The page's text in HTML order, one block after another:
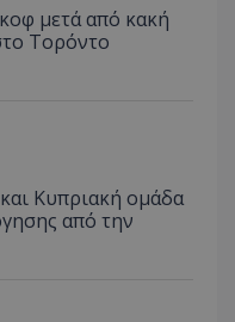
μετά από κακή
Τορόντο
και Κυπριακή ομάδα
από την